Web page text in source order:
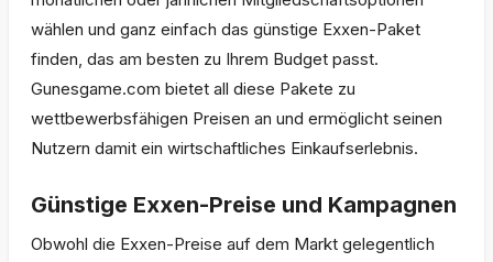
wählen und ganz einfach das günstige Exxen-Paket
finden, das am besten zu Ihrem Budget passt.
Gunesgame.com bietet all diese Pakete zu
wettbewerbsfähigen Preisen an und ermöglicht seinen
Nutzern damit ein wirtschaftliches Einkaufserlebnis.
Günstige Exxen-Preise und Kampagnen
Obwohl die Exxen-Preise auf dem Markt gelegentlich